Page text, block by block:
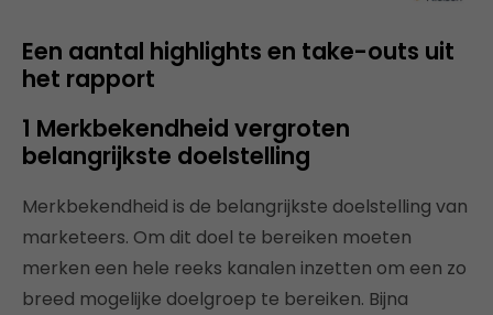
Een aantal highlights en take-outs uit
het rapport
1 Merkbekendheid vergroten
belangrijkste doelstelling
Merkbekendheid is de belangrijkste doelstelling van
marketeers. Om dit doel te bereiken moeten
merken een hele reeks kanalen inzetten om een zo
breed mogelijke doelgroep te bereiken. Bijna